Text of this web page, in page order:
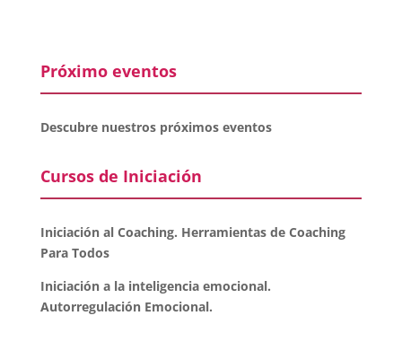
Próximo eventos
Descubre nuestros próximos eventos
Cursos de Iniciación
Iniciación al Coaching. Herramientas de Coaching
Para Todos
Iniciación a la inteligencia emocional.
Autorregulación Emocional.